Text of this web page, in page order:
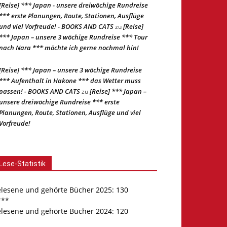
*** Japan - unsere dreiwöchige Rundreise
*** erste Planungen, Route, Stationen, Ausflüge
viel Vorfreude! - BOOKS AND CATSzu[Reise]
*** Japan – unsere 3 wöchige Rundreise *** Tour
Nara *** möchte ich gerne nochmal hin!
*** Japan – unsere 3 wöchige Rundreise
*** Aufenthalt in Hakone *** das Wetter muss
- BOOKS AND CATSzu[Reise] *** Japan –
dreiwöchige Rundreise *** erste
Route, Stationen, Ausflüge und viel
Vorfreude!
Lese-Statistik
und gehörte Bücher 2025: 130
und gehörte Bücher 2024: 120